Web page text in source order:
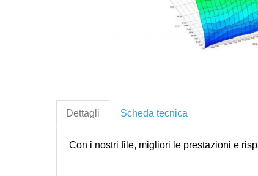
Dettagli Scheda tecnica
Con i nostri file, migliori le prestazioni e